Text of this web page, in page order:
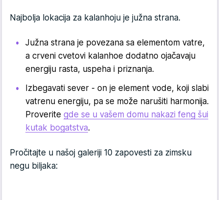
Najbolja lokacija za kalanhoju je južna strana.
Južna strana je povezana sa elementom vatre,
a crveni cvetovi kalanhoe dodatno ojačavaju
energiju rasta, uspeha i priznanja.
Izbegavati sever - on je element vode, koji slabi
vatrenu energiju, pa se može narušiti harmonija.
Proverite gde se u vašem domu nakazi feng šui
kutak bogatstva.
Pročitajte u našoj galeriji 10 zapovesti za zimsku
negu biljaka: